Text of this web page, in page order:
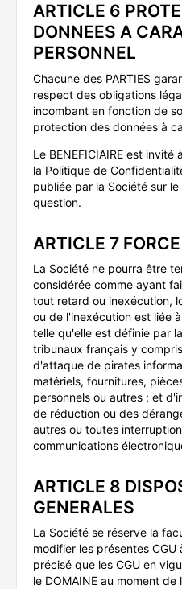
ARTICLE 6
DONNEES A
PERSONNEL
Chacune des PARTIES
respect des obligations
incombant en fonction de
protection des données à
Le BENEFICIAIRE est
la Politique de
publiée par la Société sur
question.
ARTICLE 7
La Société ne pourra être
considérée comme ayant
tout retard ou inexécution,
ou de l'inexécution est liée
telle qu'elle est définie par
tribunaux français y
d'attaque de pirates
matériels, fournitures,
personnels ou autres ; et
de réduction ou des
autres ou toutes
communications
ARTICLE 8
GENERALES
La Société se réserve la
modifier les présentes
précisé que les CGU en
le DOMAINE au moment de